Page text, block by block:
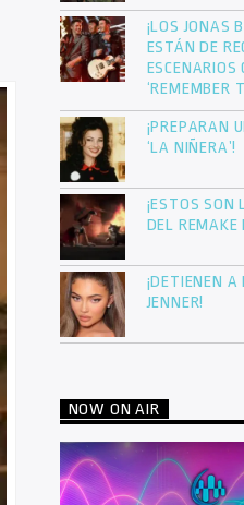
¡LOS JONAS
ESTÁN DE
ESCENARIOS
‘REMEMBER
¡PREPARAN
‘LA NIÑERA’!
¡ESTOS SON
DEL REMAKE
¡DETIENEN A
JENNER!
NOW ON AIR